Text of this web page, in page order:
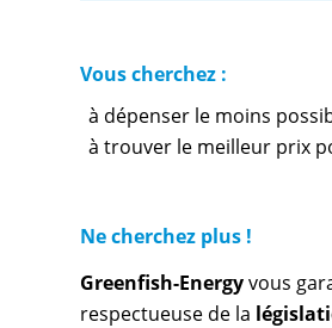
Vous cherchez :
à dépenser le moins
à trouver le meilleur prix
Ne cherchez plus !
Greenfish-Energyvous
respectueuse de la